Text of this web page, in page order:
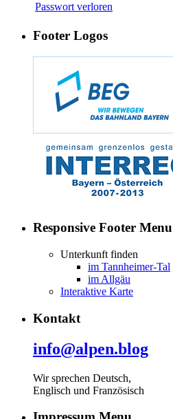
Passwort verloren
Footer Logos
Responsive Footer Menu
Unterkunft finden
im Tannheimer-Tal
im Allgäu
Interaktive Karte
Kontakt
info@alpen.blog
Wir sprechen Deutsch,
Englisch und Französisch